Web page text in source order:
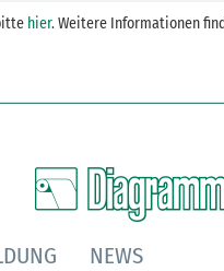
hier. Weitere Informationen
NEWS